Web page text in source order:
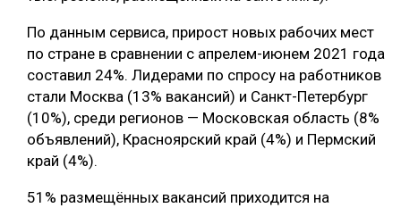
СУШКА ДРЕВЕСИНЫ
МЕБЕЛЬНОЕ ПРОИЗВОДСТВО
По данным сервиса, прирост новых рабочих мест
по стране в сравнении с апрелем-июнем 2021 года
составил 24%. Лидерами по спросу на работников
стали Москва (13% вакансий) и Санкт-Петербург
(10%), среди регионов — Московская область (8%
объявлений), Красноярский край (4%) и Пермский
край (4%).
51% размещённых вакансий приходится на